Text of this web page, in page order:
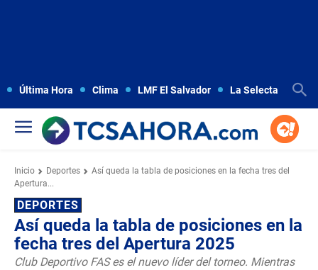
Última Hora Clima LMF El Salvador La Selecta
Inicio Deportes
Así queda la tabla de posiciones en la fecha tres del
Apertura...
DEPORTES
Así queda la tabla de posiciones en la
fecha tres del Apertura 2025
Club Deportivo FAS es el nuevo líder del torneo. Mientras